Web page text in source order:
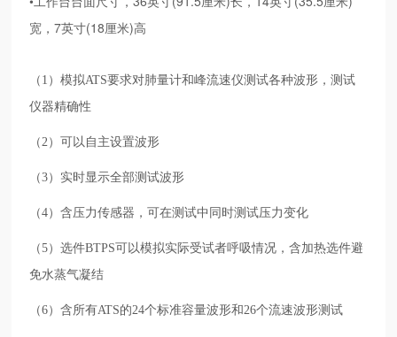
宽，7英寸(18厘米)高
（ 1 ）模拟ATS要求对肺量计和峰流速仪测试各种波形，测试
仪器精确性
（ 2 ）可以自主设置波形
（3）实时显示全部测试波形
（4）含压力传感器，可在测试中同时测试压力变化
（5）选件BTPS可以模拟实际受试者呼吸情况，含加热选件避
免水蒸气凝结
（6）含所有ATS的24个标准容量波形和26个流速波形测试